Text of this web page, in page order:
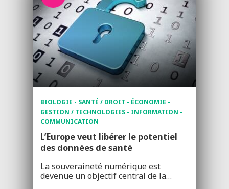
BIOLOGIE - SANTÉ / DROIT - ÉCONOMIE -
GESTION / TECHNOLOGIES - INFORMATION -
COMMUNICATION
L’Europe veut libérer le potentiel
des données de santé
La souveraineté numérique est
devenue un objectif central de la…